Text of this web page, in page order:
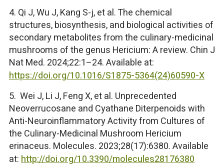
4. Qi J, Wu J, Kang S-j, et al. The chemical
structures, biosynthesis, and biological activities of
secondary metabolites from the culinary-medicinal
mushrooms of the genus Hericium: A review. Chin J
Nat Med. 2024;22:1–24. Available at:
https://doi.org/10.1016/S1875-5364(24)60590-X
5. Wei J, Li J, Feng X, et al. Unprecedented
Neoverrucosane and Cyathane Diterpenoids with
Anti-Neuroinflammatory Activity from Cultures of
the Culinary-Medicinal Mushroom Hericium
erinaceus. Molecules. 2023;28(17):6380. Available
at:http://doi.org/10.3390/molecules28176380